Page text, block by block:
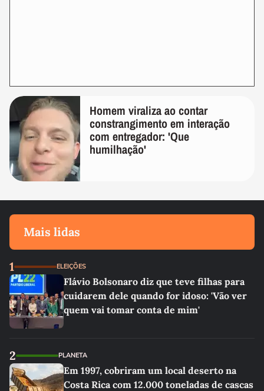
Homem viraliza ao contar
constrangimento em interação
com entregador: 'Que
humilhação'
Mais lidas
1 ELEIÇÕES
Flávio Bolsonaro diz que teve filhas para
cuidarem dele quando for idoso: 'Vão ver
quem vai tomar conta de mim'
2 PLANETA
Em 1997, cobriram um local deserto na
Costa Rica com 12.000 toneladas de cascas